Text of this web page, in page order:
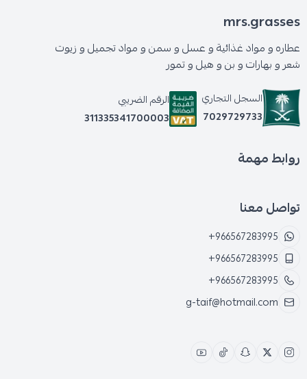
mrs.grasses
عطاره و مواد غذائية و عسل و سمن و مواد تجميل و زيوت
شعر و بهارات و بن و هيل و تمور
السجل التجاري
7029729733
الرقم الضريبي
311335341700003
روابط مهمة
تواصل معنا
+966567283995
+966567283995
+966567283995
g-taif@hotmail.com